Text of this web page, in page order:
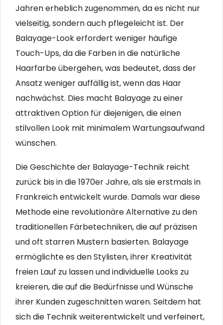
Jahren erheblich zugenommen, da es nicht nur
vielseitig, sondern auch pflegeleicht ist. Der
Balayage-Look erfordert weniger häufige
Touch-Ups, da die Farben in die natürliche
Haarfarbe übergehen, was bedeutet, dass der
Ansatz weniger auffällig ist, wenn das Haar
nachwächst. Dies macht Balayage zu einer
attraktiven Option für diejenigen, die einen
stilvollen Look mit minimalem Wartungsaufwand
wünschen.
Die Geschichte der Balayage-Technik reicht
zurück bis in die 1970er Jahre, als sie erstmals in
Frankreich entwickelt wurde. Damals war diese
Methode eine revolutionäre Alternative zu den
traditionellen Färbetechniken, die auf präzisen
und oft starren Mustern basierten. Balayage
ermöglichte es den Stylisten, ihrer Kreativität
freien Lauf zu lassen und individuelle Looks zu
kreieren, die auf die Bedürfnisse und Wünsche
ihrer Kunden zugeschnitten waren. Seitdem hat
sich die Technik weiterentwickelt und verfeinert,